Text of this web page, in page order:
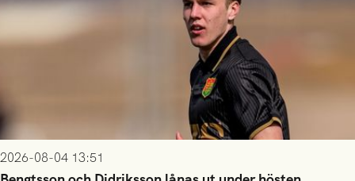
2026-08-04 13:51